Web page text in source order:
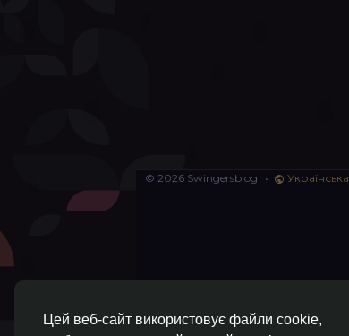
Цей веб-сайт використовує файли cookie,
© 2026 Swingersblog • Українська